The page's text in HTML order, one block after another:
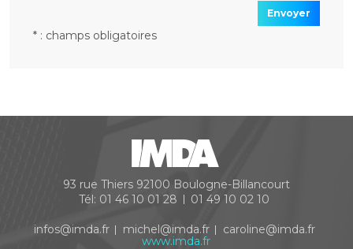
Envoyer
* : champs obligatoires
93 rue Thiers 92100 Boulogne-Billancourt
Tél: 01 46 10 01 28 01 49 10 02 10
infos@imda.fr michel@imda.fr caroline@imda.fr
www.imda.fr